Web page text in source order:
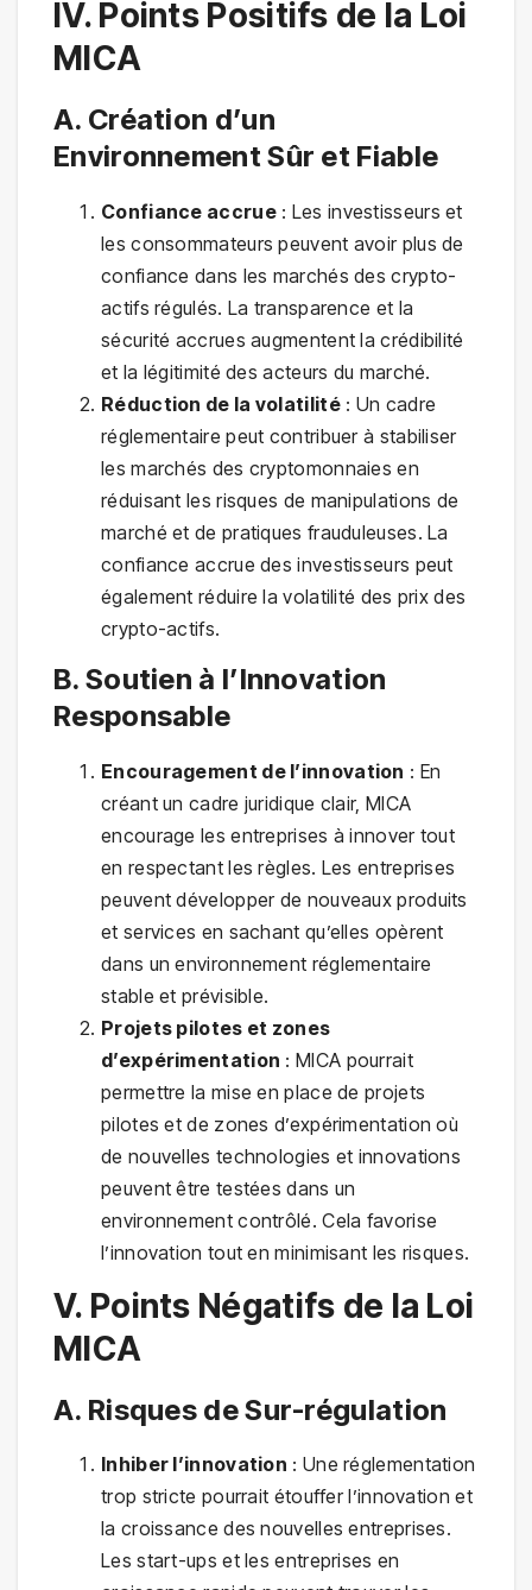
IV. Points Positifs de la Loi
MICA
A. Création d’un
Environnement Sûr et Fiable
Confiance accrue: Les investisseurs et
les consommateurs peuvent avoir plus de
confiance dans les marchés des crypto-
actifs régulés. La transparence et la
sécurité accrues augmentent la crédibilité
et la légitimité des acteurs du marché.
Réduction de la volatilité: Un cadre
réglementaire peut contribuer à stabiliser
les marchés des cryptomonnaies en
réduisant les risques de manipulations de
marché et de pratiques frauduleuses. La
confiance accrue des investisseurs peut
également réduire la volatilité des prix des
crypto-actifs.
B. Soutien à l’Innovation
Responsable
Encouragement de l’innovation : En
créant un cadre juridique clair, MICA
encourage les entreprises à innover tout
en respectant les règles. Les entreprises
peuvent développer de nouveaux produits
et services en sachant qu’elles opèrent
dans un environnement réglementaire
stable et prévisible.
Projets pilotes et zones
d’expérimentation : MICA pourrait
permettre la mise en place de projets
pilotes et de zones d’expérimentation où
de nouvelles technologies et innovations
peuvent être testées dans un
environnement contrôlé. Cela favorise
l’innovation tout en minimisant les risques.
V. Points Négatifs de la Loi
MICA
A. Risques de Sur-régulation
Inhiber l’innovation : Une réglementation
trop stricte pourrait étouffer l’innovation et
la croissance des nouvelles entreprises.
Les start-ups et les entreprises en